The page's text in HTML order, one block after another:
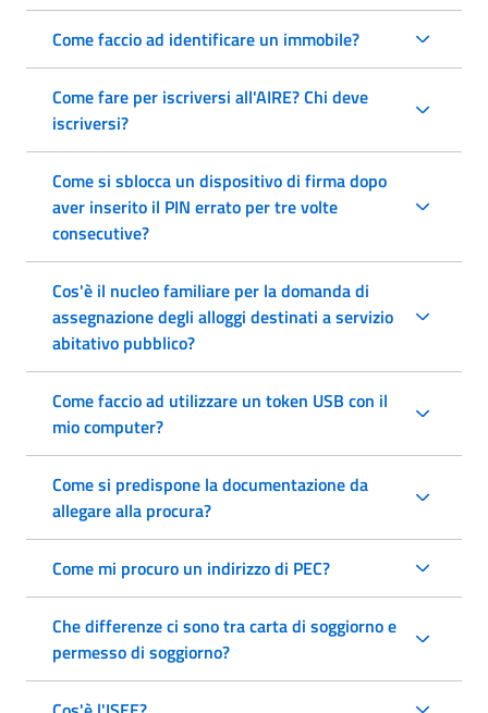
Come faccio ad identificare un immobile?
Come fare per iscriversi all'AIRE? Chi deve
iscriversi?
Come si sblocca un dispositivo di firma dopo
aver inserito il PIN errato per tre volte
consecutive?
Cos'è il nucleo familiare per la domanda di
assegnazione degli alloggi destinati a servizio
abitativo pubblico?
Come faccio ad utilizzare un token USB con il
mio computer?
Come si predispone la documentazione da
allegare alla procura?
Come mi procuro un indirizzo di PEC?
Che differenze ci sono tra carta di soggiorno e
permesso di soggiorno?